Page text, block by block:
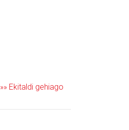
»» Ekitaldi gehiago